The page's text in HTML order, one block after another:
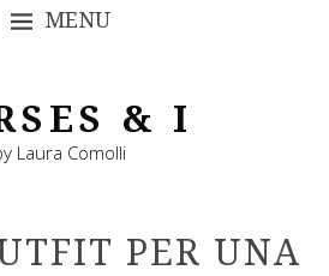
MENU
& I
Laura Comolli
PER UNA